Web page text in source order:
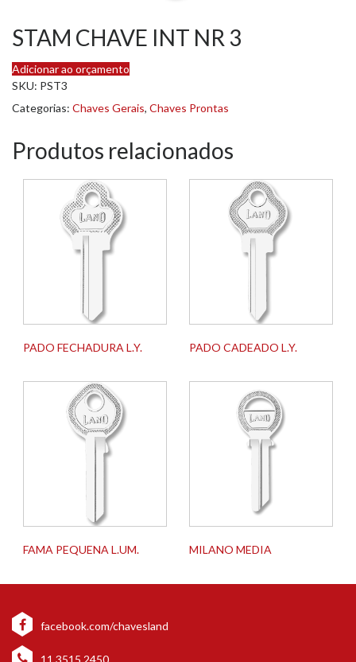
STAM CHAVE INT NR 3
Adicionar ao orçamento
SKU: PST3
Categorias: Chaves Gerais, Chaves Prontas
Produtos relacionados
PADO FECHADURA L.Y. PADO CADEADO L.Y.
FAMA PEQUENA L.UM. MILANO MEDIA
facebook.com/chavesland
11 3515 2450